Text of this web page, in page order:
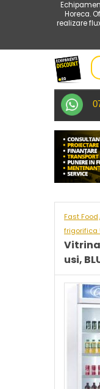
Horeca.
realizare
Fast Food
frigorifica
usi,